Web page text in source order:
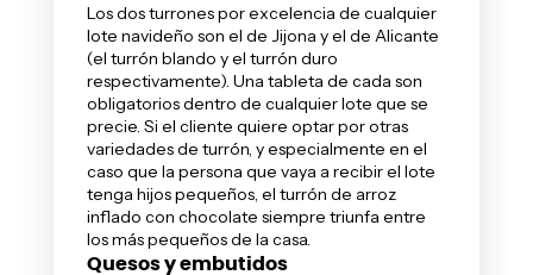
Los dosturronespor excelencia de cualquier
lote navideño son el de Jijona y el de Alicante
(el turrón blando y el turrón duro
respectivamente). Una tableta de cada son
obligatorios dentro de cualquier lote que se
precie. Si el cliente quiere optar por otras
variedades de turrón, y especialmente en el
caso que la persona que vaya a recibir el lote
tenga hijos pequeños, el turrón de arroz
inflado con chocolate siempre triunfa entre
los más pequeños de la casa.
Quesos y embutidos